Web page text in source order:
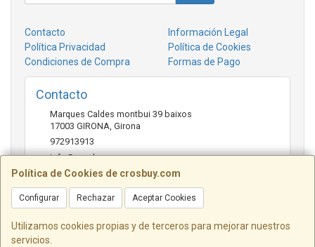
Política de Cookies de crosbuy.com
Configurar Rechazar Aceptar Cookies
Utilizamos cookies propias y de terceros para mejorar nuestros
servicios.
Contacto
Información Legal
Política Privacidad
Política de Cookies
Condiciones de Compra
Formas de Pago
Contacto
Marques Caldes montbui 39 baixos
17003 GIRONA Girona
972913913
info@crosbuy.com
Horario
de 10:00 a 13:30 y de 16:30 a 20:00